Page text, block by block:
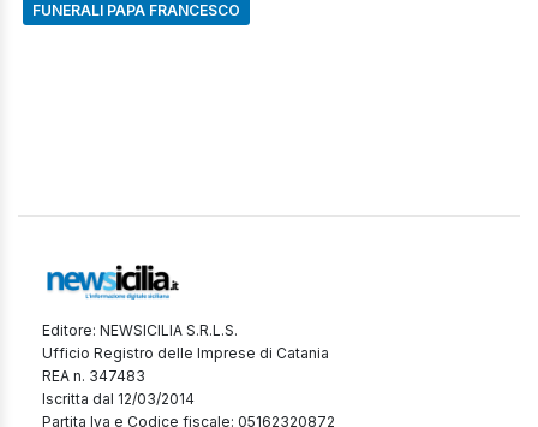
FUNERALI PAPA FRANCESCO
Editore: NEWSICILIA S.R.L.S.
Ufficio Registro delle Imprese di Catania
REA n. 347483
Iscritta dal 12/03/2014
Partita Iva e Codice fiscale: 05162320872